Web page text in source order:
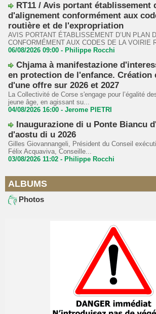
RT11 / Avis portant établissement
d'alignement conformément aux
routière et de l'expropriation
AVIS PORTANT ÉTABLISSEMENT D’UN PLAN
CONFORMÉMENT AUX CODES DE LA VOIRIE
06/08/2026 09:00 - Philippe Rocchi
Chjama à manifestazione
en protection de l'enfance. Création
d'une offre sur 2026 et 2027
La Collectivité de Corse s'engage pour l’égalité
jeune âge, en agissant su...
04/08/2026 16:00 - Jerome PIETRI
Inaugurazione di u Ponte Biancu
d'aostu di u 2026
Gilles Giovannangeli, Président du Conseil
Félix Acquaviva, Conseille...
03/08/2026 11:02 - Philippe Rocchi
ALBUMS
Photos